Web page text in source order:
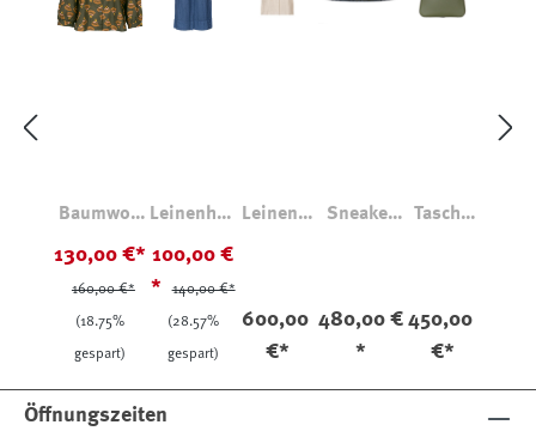
Baumwoll
Allover
Print Oliv
130,00 €*
160,00 €*
(18.75%
gespart)
Leinenhos
100,00 €
*
140,00 €*
(28.57%
gespart)
Leinenm
600,00
€*
Sneaker
480,00 €
*
Tasche
450,00
€*
Öffnungszeiten